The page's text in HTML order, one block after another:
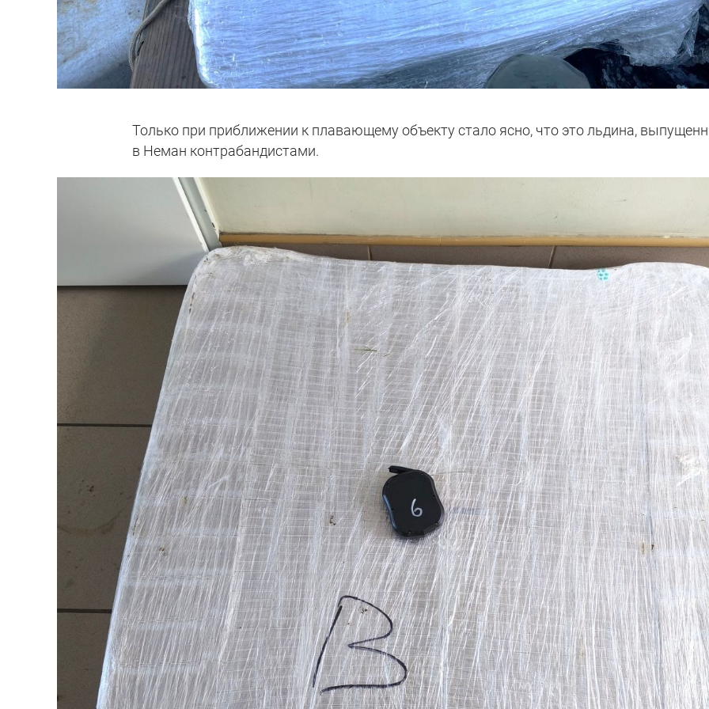
Только при приближении к плавающему объекту стало ясно, что это льдина,
в Неман контрабандистами.